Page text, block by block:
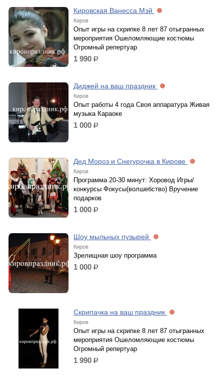
Кировская Ванесса Мэй
Киров
Опыт игры на скрипке 8 лет 87 отыгранных
мероприятия Ошеломляющие костюмы
Огромный репертуар
1 990 р.
Диджей на ваш праздник
Киров
Опыт работы 4 года Своя аппаратура Живая
музыка Караоке
1 000 р.
Дед Мороз и Снегурочка в Кирове
Киров
Программа 20-30 минут: Хоровод Игры/
конкурсы Фокусы(волшебство) Вручение
подарков
1 000 р.
Шоу мыльных пузырей
Киров
Зрелищная шоу программа
1 000 р.
Скрипачка на ваш праздник
Киров
Опыт игры на скрипке 8 лет 87 отыгранных
мероприятия Ошеломляющие костюмы
Огромный репертуар
1 990 р.